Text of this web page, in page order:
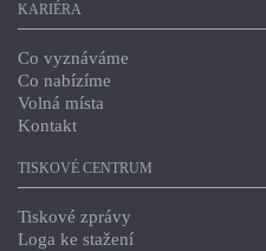
KARIÉRA
Co vyznáváme
Co nabízíme
Volná místa
Kontakt
TISKOVÉ CENTRUM
Tiskové zprávy
Loga ke stažení